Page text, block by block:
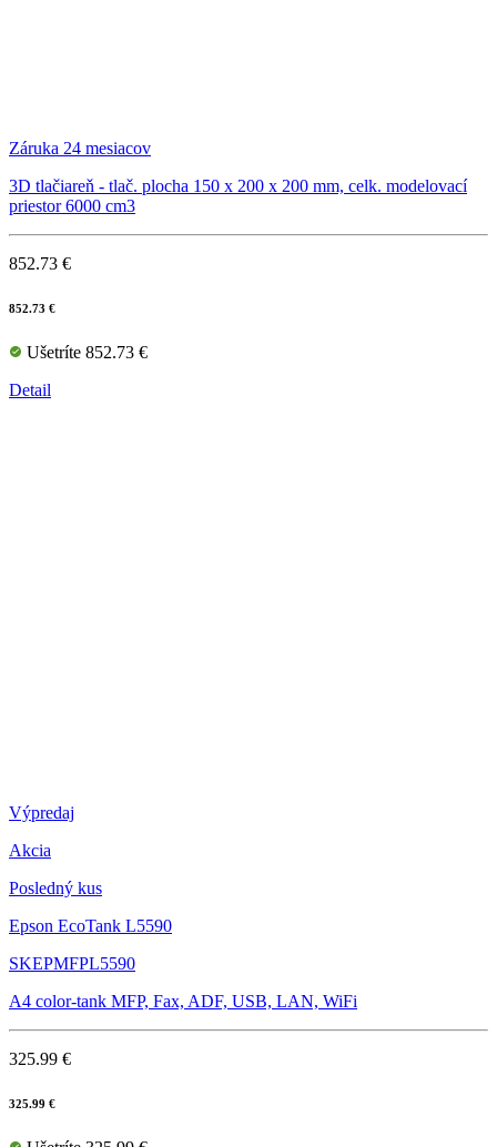
Záruka 24 mesiacov
3D tlačiareň - tlač. plocha 150 x 200 x 200 mm, celk. modelovací
priestor 6000 cm3
852.73 €
852.73 €
Ušetríte 852.73 €
Detail
Výpredaj
Akcia
Posledný kus
Epson EcoTank L5590
SKEPMFPL5590
A4 color-tank MFP, Fax, ADF, USB, LAN, WiFi
325.99 €
325.99 €